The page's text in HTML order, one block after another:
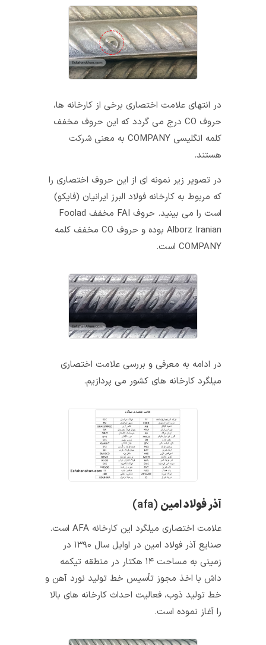
در انتهای علامت اختصاری برخی از کارخانه‌ ها،
حروف CO درج می‌ گردد که این حروف مخفف
کلمه انگلیسی COMPANY به معنی شرکت
در تصویر زیر نمونه‌ ای از این حروف اختصاری را
که مربوط به کارخانه فولاد البرز ایرانیان (فایکو)
است را می‌ بینید. حروف FAI مخفف Foolad
Alborz Iranian بوده و حروف CO مخفف کلمه
COMPANY است.
در ادامه به معرفی و بررسی علامت اختصاری
میلگرد کارخانه‌ های کشور می‌ پردازیم.
آذر فولاد امین(afa)
علامت اختصاری میلگرد این کارخانه AFA است.
صنایع آذر فولاد امین در اوایل سال ۱۳۹۰ در
زمینی به مساحت ۱۴ هکتار در منطقه تیکمه
داش با اخذ مجوز تأسیس خط تولید نورد آهن و
خط تولید ذوب، فعالیت احداث کارخانه‌ های بالا
را آغاز نموده است.